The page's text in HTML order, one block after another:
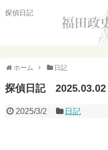
探偵日記
ホーム 日記
探偵日記 2025.03.02
2025/3/2 日記